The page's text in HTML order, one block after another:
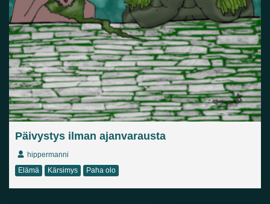
Päivystys ilman ajanvarausta
hippermanni
Elämä
Kärsimys Paha olo